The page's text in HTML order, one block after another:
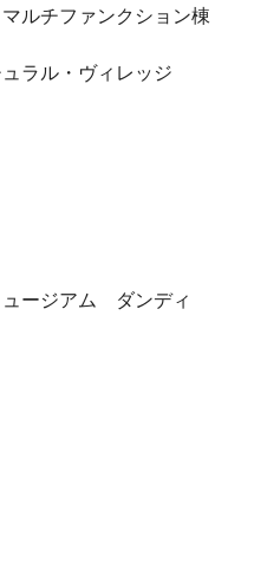
ルチファンクション棟
ラル・ヴィレッジ
ュージアム ダンディ